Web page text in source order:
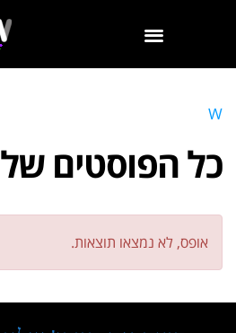
W
כל הפוסטים של
אופס, לא נמצאו תוצאות.